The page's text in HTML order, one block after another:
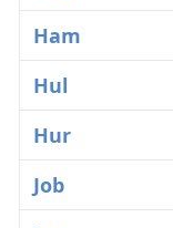
Ham
Hul
Hur
Job